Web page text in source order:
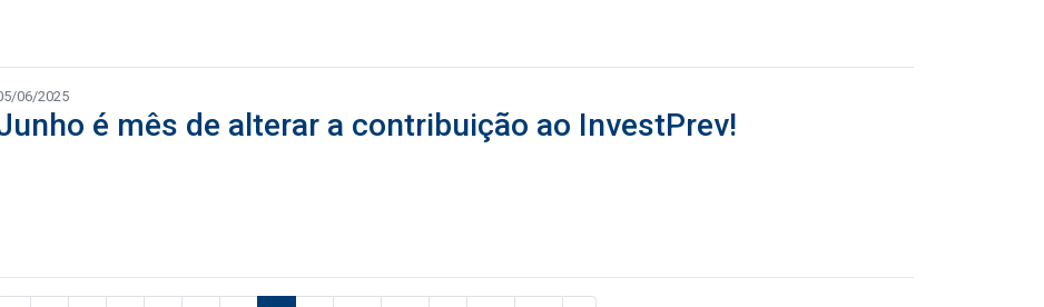
06/2025
é mês de alterar a contribuição ao InvestPrev!